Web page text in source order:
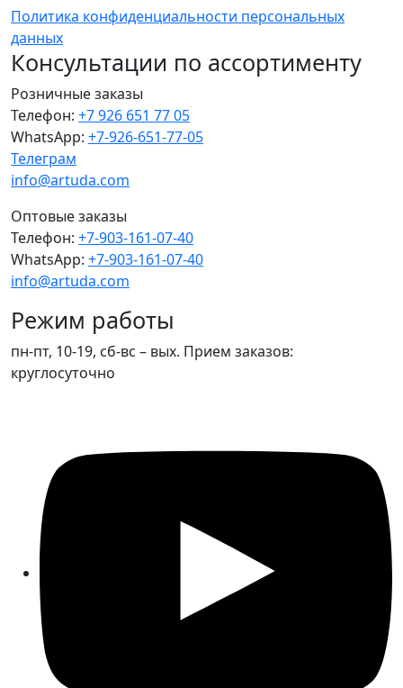
Политика конфиденциальности персональных
данных
Консультации по ассортименту
Розничные заказы
Телефон: +7 926 651 77 05
WhatsApp: +7-926-651-77-05
Телеграм
info@artuda.com
Оптовые заказы
Телефон: +7-903-161-07-40
WhatsApp: +7-903-161-07-40
info@artuda.com
Режим работы
пн-пт, 10-19, сб-вс – вых. Прием заказов:
круглосуточно